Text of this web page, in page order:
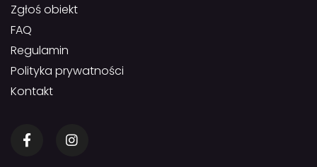
Zgłoś obiekt
FAQ
Regulamin
Polityka prywatności
Kontakt